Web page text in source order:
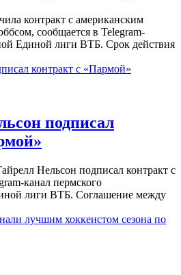
контракт с американским
сообщается в Telegram-
Единой лиги ВТБ. Срок действия
контракт с «Пармой»
подписал
Нельсон подписал контракт с
канал пермского
лиги ВТБ. Соглашение между
лучшим хоккеистом сезона по